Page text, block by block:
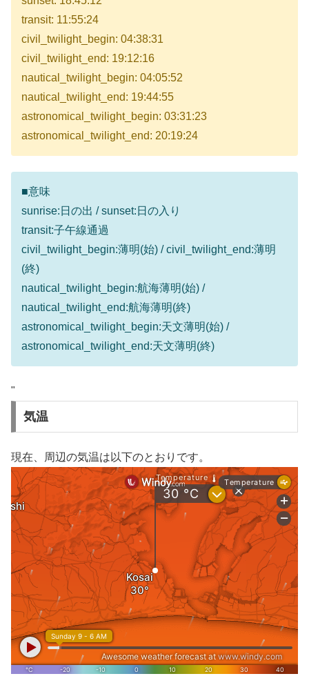
transit: 11:55:24
civil_twilight_begin: 04:38:31
civil_twilight_end: 19:12:16
nautical_twilight_begin: 04:05:52
nautical_twilight_end: 19:44:55
astronomical_twilight_begin: 03:31:23
astronomical_twilight_end: 20:19:24
■意味
sunrise:日の出 / sunset:日の入り
transit:子午線通過
civil_twilight_begin:薄明(始) / civil_twilight_end:薄明
(終)
nautical_twilight_begin:航海薄明(始) /
nautical_twilight_end:航海薄明(終)
astronomical_twilight_begin:天文薄明(始) /
astronomical_twilight_end:天文薄明(終)
"
気温
現在、周辺の気温は以下のとおりです。